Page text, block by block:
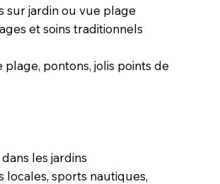
sur jardin ou vue plage
et soins traditionnels
pontons, jolis points de
les jardins
locales, sports nautiques,